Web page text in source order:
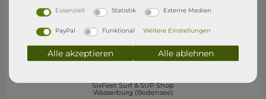
SixFeet Surf & SUP Shop
Wasserburg (Bodensee)
Essenziell Statistik Externe Medien
PayPal Funktional Weitere Einstellungen
Alle akzeptieren Alle ablehnen